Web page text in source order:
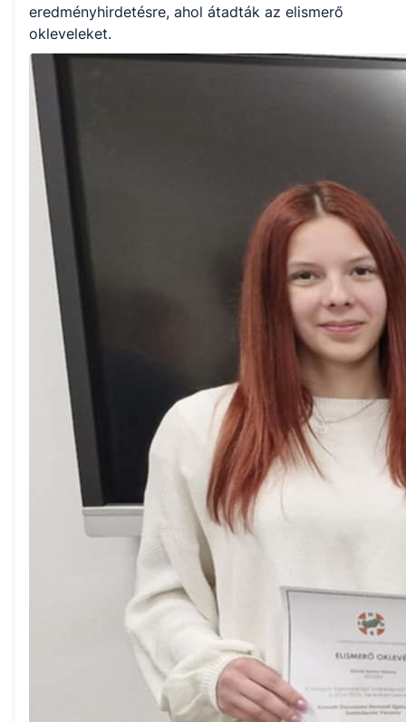
eredményhirdetésre, ahol átadták az elismerő
okleveleket.